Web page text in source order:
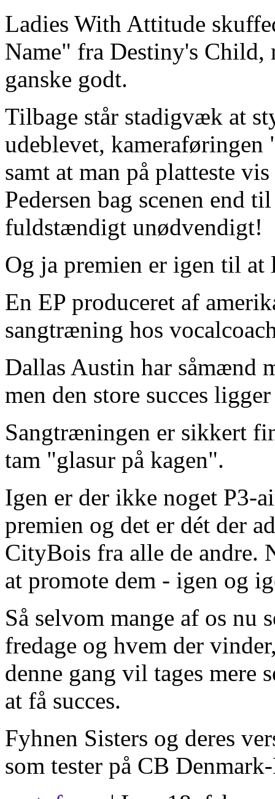
Ladies With Attitude
Name" fra Destiny's Child,
ganske godt.
Tilbage står stadigvæk at
udeblevet,
samt at man på platteste
Pedersen bag scenen end
fuldstændigt unødvendigt!
Og ja premien er igen til
En EP produceret af
sangtræning hos
Dallas Austin har såmænd
men den store succes
Sangtræningen er sikkert
tam "glasur på kagen".
Igen er der ikke noget P3-
premien og det er dét der
CityBois fra alle de andre.
at promote dem - igen og
Så selvom mange af os
fredage og hvem der
denne gang vil tages mere
at få succes.
Fyhnen Sisters og deres
som tester på CB